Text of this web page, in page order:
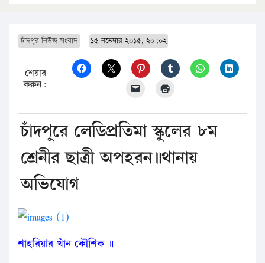
চাঁদপুর নিউজ সংবাদ ১৫ নভেম্বার ২০১৫, ২০:০২
শেয়ার
করুন:
চাঁদপুরে লেডিপ্রতিমা স্কুলের ৮ম
শ্রেনীর ছাত্রী অপহরন॥থানায়
অভিযোগ
শাহরিয়ার খাঁন কৌশিক ॥